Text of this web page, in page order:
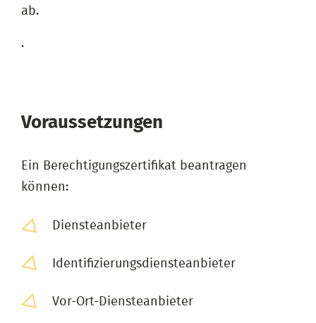
ab.
.
Voraussetzungen
Ein Berechtigungszertifikat beantragen
können:
Diensteanbieter
Identifizierungsdiensteanbieter
Vor-Ort-Diensteanbieter